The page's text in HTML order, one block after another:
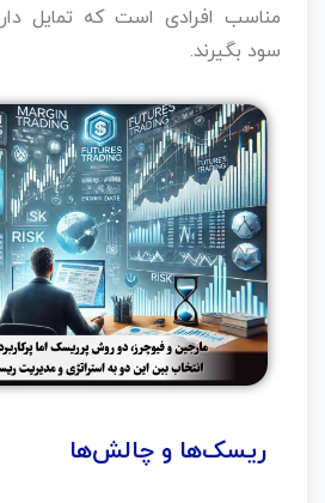
مناسب افرادی است که تمایل
سود بگیرند.
ریسک‌ها و چالش‌ها